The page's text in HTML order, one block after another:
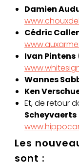
Damien
Cédric
Ivan Pintens
Wannes
Ken
Et, de retour
Scheyvaerts
Les
sont :